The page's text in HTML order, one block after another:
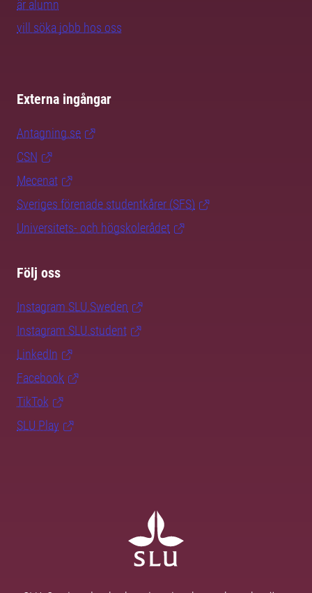
är alumn
vill söka jobb hos oss
Externa ingångar
Antagning.se
CSN
Mecenat
Sveriges förenade studentkårer (SFS)
Universitets- och högskolerådet
Följ oss
Instagram SLU.Sweden
Instagram SLU.student
LinkedIn
Facebook
TikTok
SLU Play